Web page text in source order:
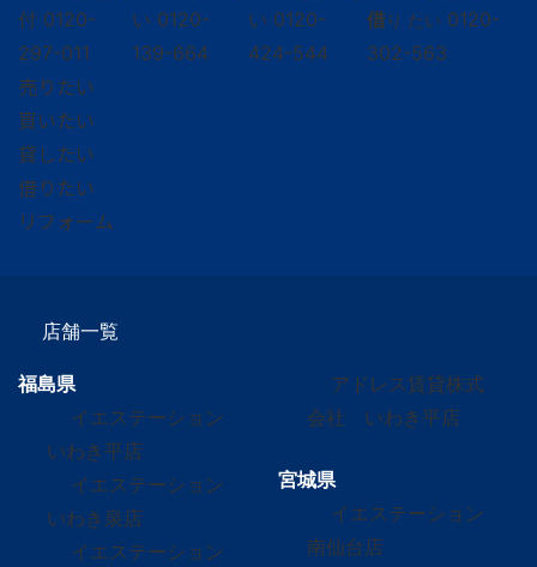
付 0120-
297-011
い 0120-
139-664
い 0120-
424-544
借り たい 0120-
302-563
売りたい
買いたい
貸したい
借りたい
リフォーム
店舗一覧
福島県
イエステーション
いわき平店
イエステーション
いわき泉店
イエステーション
アドレス賃貸株式
会社 いわき平店
宮城県
イエステーション
南仙台店